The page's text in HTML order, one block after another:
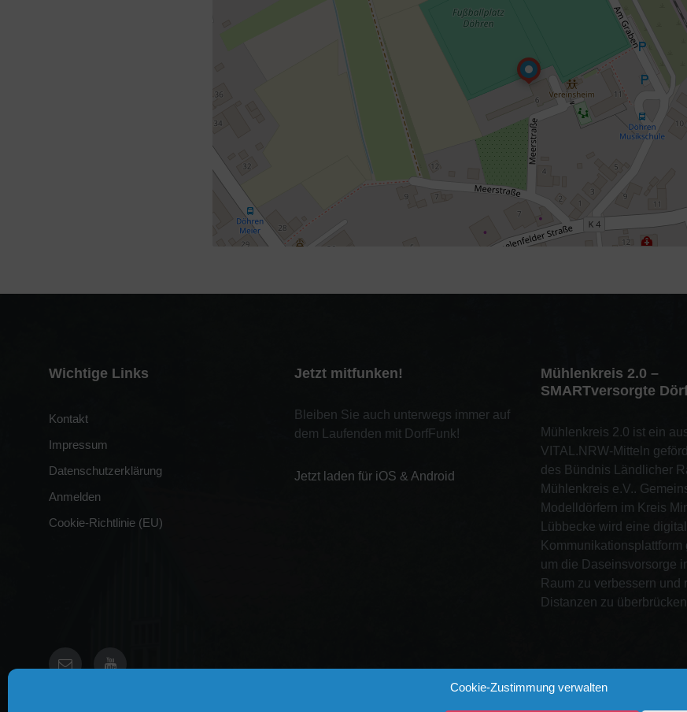
Cookie-Zustimmung verwalten
Wichtige Links
Kontakt
Impressum
Datenschutzerklärung
Anmelden
Cookie-Richtlinie (EU)
Jetzt mitfunken!
Bleiben Sie auch unterwegs immer auf
dem Laufenden mit DorfFunk!
Jetzt laden für iOS & Android
Mühlenkreis 2.0 –
SMARTversorgte
Mühlenkreis 2.0 ist ein
VITAL.NRW-Mitteln
des Bündnis Ländlicher
Mühlenkreis e.V..
Modelldörfern im Kreis
Lübbecke wird eine
Kommunikationsplattform
um die Daseinsvorsorge
Raum zu verbessern und
Distanzen zu
E- YouTube